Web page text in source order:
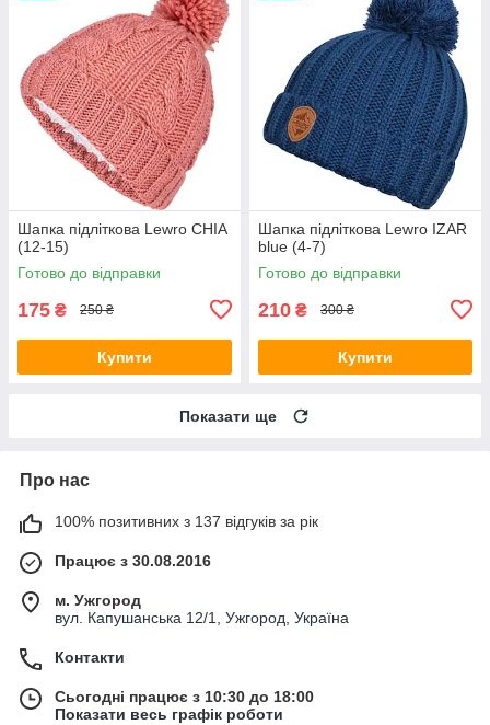
Шапка підліткова Lewro CHIA
(12-15)
Готово до відправки
175 ₴ 250 ₴
Купити
Шапка підліткова Lewro IZAR
blue (4-7)
Готово до відправки
210 ₴ 300 ₴
Купити
Показати ще
Про нас
100% позитивних з 137 відгуків за рік
Працює з 30.08.2016
м. Ужгород
вул. Капушанська 12/1, Ужгород, Україна
Контакти
Сьогодні працює з 10:30 до 18:00
Показати весь графік роботи